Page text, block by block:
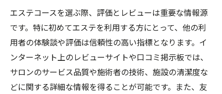
美容相談で得られる安心感
エステティシャンとの信頼関係の築き方
悩みに応じた施術プランの提案
カウンセリングを活用した美の追求
エステでの相談がもたらす心の変化
エステコースを選ぶ際、評価とレビューは重要な情報源
です。特に初めてエステを利用する方にとって、他の利
用者の体験談や評価は信頼性の高い指標となります。イ
ンターネット上のレビューサイトや口コミ掲示板では、
サロンのサービス品質や施術者の技術、施設の清潔度な
どに関する詳細な情報を得ることが可能です。また、友